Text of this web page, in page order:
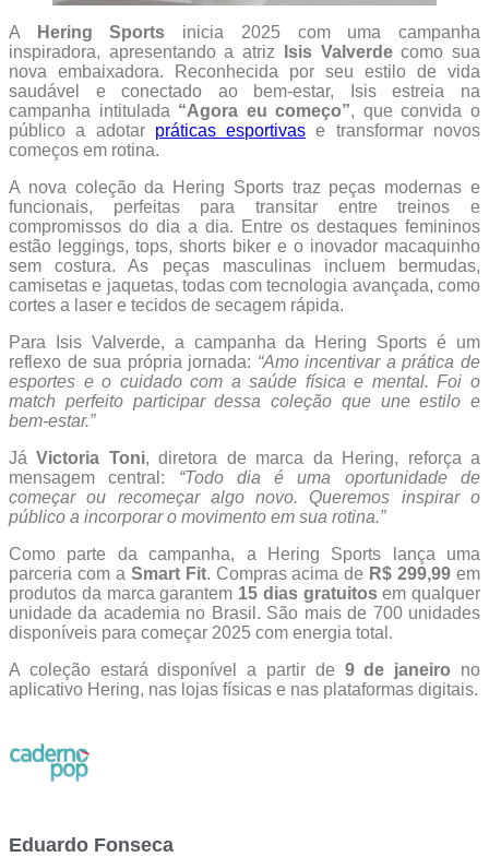
A Hering Sports inicia 2025 com uma campanha
inspiradora, apresentando a atriz
Isis Valverdecomo sua
nova embaixadora. Reconhecida por seu estilo de vida
saudável e conectado ao bem-estar, Isis estreia na
campanha intitulada “Agora eu começo”, que convida o
público a adotar práticas esportivas e transformar novos
começos em rotina.
A nova coleção da Hering Sports traz peças modernas e
funcionais, perfeitas para transitar entre treinos e
compromissos do dia a dia. Entre os destaques femininos
estão leggings, tops, shorts biker e o inovador macaquinho
sem costura. As peças masculinas incluem bermudas,
camisetas e jaquetas, todas com tecnologia avançada, como
cortes a laser e tecidos de secagem rápida.
Para Isis Valverde, a campanha da Hering Sports é um
reflexo de sua própria jornada: “Amo incentivar a prática de
esportes e o cuidado com a saúde física e mental. Foi o
match perfeito participar dessa coleção que une estilo e
bem-estar.”
JáVictoria Toni, diretora de marca da Hering, reforça a
mensagem central: “Todo dia é uma oportunidade de
começar ou recomeçar algo novo. Queremos inspirar o
público a incorporar o movimento em sua rotina.”
Como parte da campanha, a Hering Sports lança uma
parceria com a Smart Fit. Compras acima de R$ 299,99 em
produtos da marca garantem 15 dias gratuitosem qualquer
unidade da academia no Brasil. São mais de 700 unidades
disponíveis para começar 2025 com energia total.
A coleção estará disponível a partir de 9 de janeiro no
aplicativo Hering, nas lojas físicas e nas plataformas digitais.
Eduardo Fonseca